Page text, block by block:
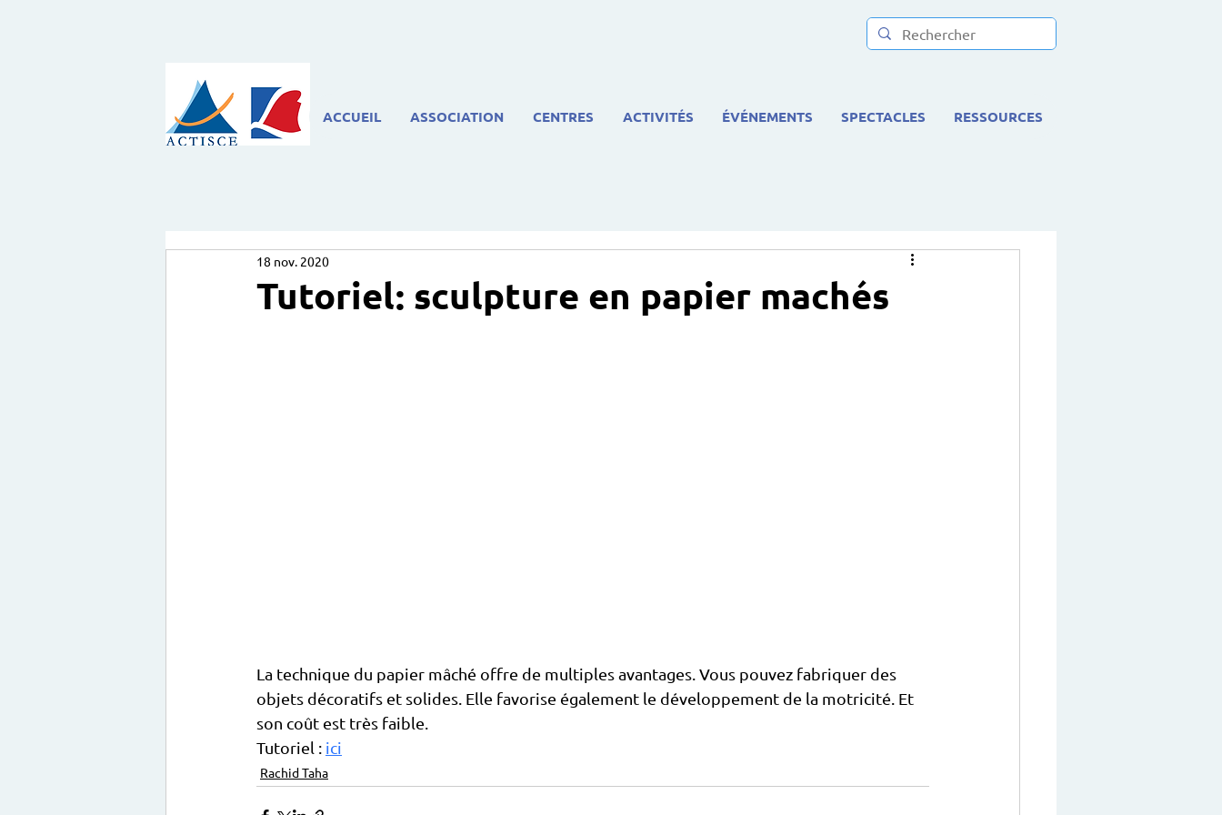
ACCUEIL ASSOCIATION CENTRES ACTIVITÉS ÉVÉNEMENTS SPECTACLES RESSOURCES
Tutoriel: sculpture en papier machés
18 nov. 2020
La technique du papier mâché offre de multiples avantages. Vous pouvez fabriquer des
objets décoratifs et solides. Elle favorise également le développement de la motricité. Et
son coût est très faible.
Tutoriel : ici
Rachid Taha